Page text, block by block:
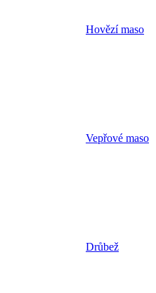
Hovězí maso
Vepřové maso
Drůbež